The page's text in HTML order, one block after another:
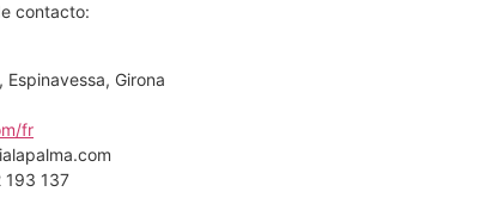
contacto:
Girona
fr
193 137